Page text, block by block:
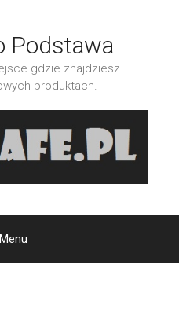
Podstawa
gdzie znajdziesz
produktach.
Menu